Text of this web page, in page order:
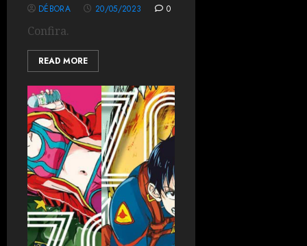
DÉBORA 20/05/2023 0
Confira.
READ MORE